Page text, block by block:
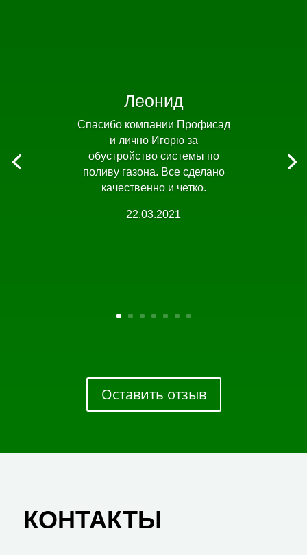
Леонид
Спасибо компании Профисад
и лично Игорю за
обустройство системы по
поливу газона. Все сделано
качественно и четко.
22.03.2021
Оставить отзыв
КОНТАКТЫ